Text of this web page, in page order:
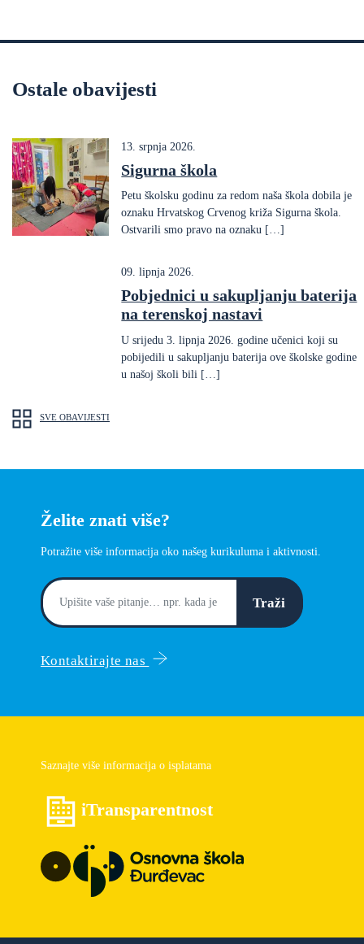
Ostale obavijesti
13. srpnja 2026.
Sigurna škola
Petu školsku godinu za redom naša škola dobila je
oznaku Hrvatskog Crvenog križa Sigurna škola.
Ostvarili smo pravo na oznaku […]
09. lipnja 2026.
Pobjednici u sakupljanju baterija
na terenskoj nastavi
U srijedu 3. lipnja 2026. godine učenici koji su
pobijedili u sakupljanju baterija ove školske godine
u našoj školi bili […]
SVE OBAVIJESTI
Želite znati više?
Potražite više informacija oko našeg kurikuluma i aktivnosti.
Traži
Kontaktirajte nas
Saznajte više informacija o isplatama
iTransparentnost